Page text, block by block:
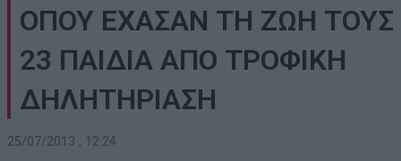
ΟΠΟΥ ΕΧΑΣΑΝ ΤΗ ΖΩΗ ΤΟΥΣ
23 ΠΑΙΔΙΑ ΑΠΟ ΤΡΟΦΙΚΗ
ΔΗΛΗΤΗΡΙΑΣΗ
25/07/2013 , 12:24